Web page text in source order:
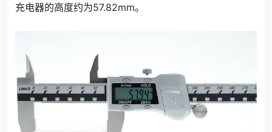
充电器的高度约为57.82mm。